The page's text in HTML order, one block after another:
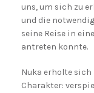
uns, um sich zu
und die
seine Reise in
antreten konnte.
Nuka erholte
Charakter: